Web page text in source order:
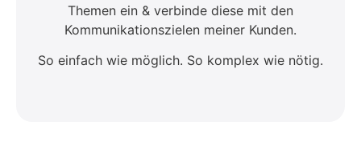
Themen ein & verbinde diese mit den
Kommunikationszielen meiner Kunden.
So einfach wie möglich. So komplex wie nötig.